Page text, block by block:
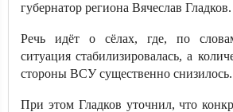
губернатор региона Вячеслав Гладков.
Речь идёт о сёлах, где, по
ситуация стабилизировалась, а
стороны ВСУ существенно снизилось.
При этом Гладков уточнил, что